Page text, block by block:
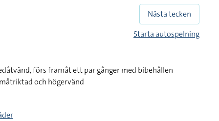
Nästa tecken
Starta autospelning
förs framåt ett par gånger med bibehållen
och högervänd